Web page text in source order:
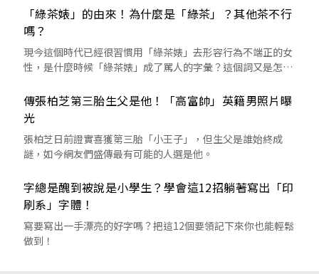
「綠茶婊」的由來！為什麼是「綠茶」？其他茶不行
嗎？
現今這個時代已經很習慣用「綠茶婊」去形容行為不端正的女
性，是什麼時候「綠茶婊」成了罵人的字彙？這個詞又是怎麼
傳張柏芝第三胎生父是他！「高富帥」英籍男照片曝
光
張柏芝日前證實喜獲第三胎「小王子」，但生父是誰始終成
謎，如今網友們盛傳最有可能的人選是他。
字總是醜到被說是小學生？學會這12招躺著寫出「印
刷系」字體！
寫要寫出一手漂亮的好字嗎？把這12個要領記下來你也能輕鬆
做到！